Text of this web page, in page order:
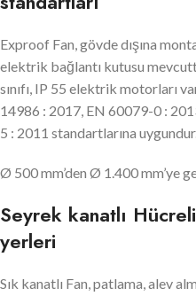
Exproof Fan, gövde dışına
elektrik bağlantı kutusu
sınıfı, IP 55 elektrik motorları
14986 : 2017, EN 60079-0 :
5 : 2011 standartlarına
Ø 500 mm’den Ø 1.400 mm’ye
Seyrek kanatlı
yerleri
Sık kanatlı Fan, patlama, alev